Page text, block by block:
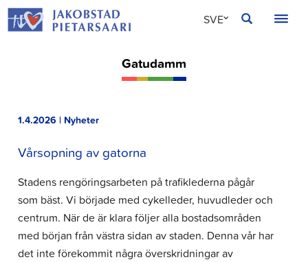
Hoppa
till
SVE
Gatudamm
1.4.2026 | Nyheter
Vårsopning av gatorna
Stadens rengöringsarbeten på trafiklederna pågår
som bäst. Vi började med cykelleder, huvudleder och
centrum. När de är klara följer alla bostadsområden
med början från västra sidan av staden. Denna vår har
det inte förekommit några överskridningar av